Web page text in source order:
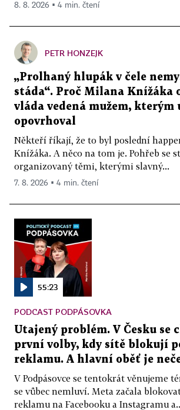
8. 8. 2026 ▪ 4 min. čtení
PETR HONZEJK
„Prolhaný hlupák v čele
stáda“. Proč Milana Knížáka
vláda vedená mužem, kterým
opovrhoval
Někteří říkají, že to byl poslední
Knížáka. A něco na tom je. Pohřeb se
organizovaný těmi, kterými slavný...
7. 8. 2026 ▪ 4 min. čtení
55:23
PODCAST PODPÁSOVKA
Utajený problém. V Česku se
první volby, kdy sítě blokují
reklamu. A hlavní oběť je
V Podpásovce se tentokrát věnujeme
se vůbec nemluví. Meta začala
reklamu na Facebooku a Instagramu